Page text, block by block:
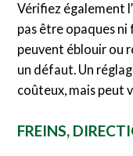
Vérifiez également
pas être opaques ni
peuvent éblouir ou
un défaut. Un
coûteux, mais peut
FREINS,